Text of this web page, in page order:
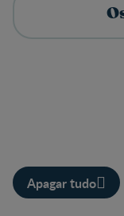
Apagar tudo